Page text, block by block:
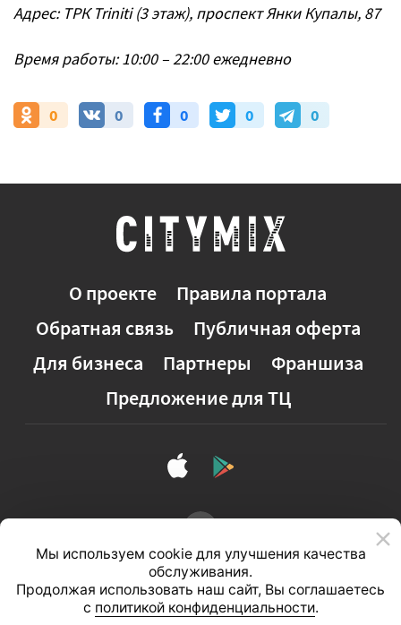
Адрес: ТРК Triniti (3 этаж), проспект Янки Купалы, 87
Время работы: 10:00 – 22:00 ежедневно
0 0 0 0 0
О проекте
Правила портала
Обратная связь
Публичная оферта
Для бизнеса
Партнеры
Франшиза
Предложение для ТЦ
Полная версия сайта
Мы используем cookie для улучшения качества
обслуживания.
Продолжая использовать наш сайт, Вы соглашаетесь
с политикой конфиденциальности.